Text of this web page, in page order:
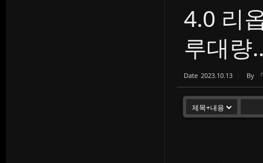
4.0 리
루대량
Date 2023.10.13 By